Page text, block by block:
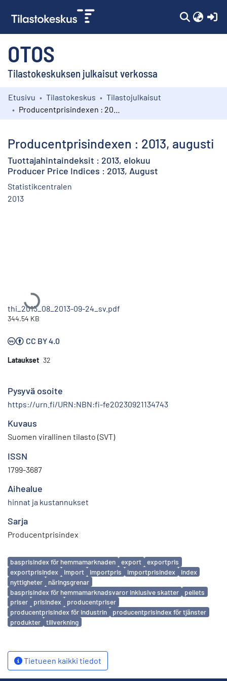
OTOS
Tilastokeskuksen julkaisut verkossa
Kokoelmat
Etusivu Tilastokeskus
Tilastojulkaisut
Producentprisindexen : 2013, augusti
Tuottajahintaindeksit : 2013, elokuu
Producer Price Indices : 2013, August
Statistikcentralen
2013
Ladataan...
thi_2013_08_2013-09-24_sv.pdf
344.54 KB
CC BY 4.0
Lataukset 32
Pysyvä osoite
https://urn.fi/URN:NBN:fi-fe20230921134743
Kuvaus
Suomen virallinen tilasto (SVT)
ISSN
1799-3687
Aihealue
hinnat ja kustannukset
Sarja
Producentprisindex
Avainsanat
basprisindex för hemmamarknaden export
exportpris
exportprisindex
import importpris importprisindex
index
nyttigheter
näringsgrenar
basprisindex för hemmamarknadsvaror inklusive skatter
pellets
priser
prisindex
producentpriser
producentprisindex för industrin
producentprisindex för tjänster
produkter
tillverkning
Tietueen kaikki tiedot